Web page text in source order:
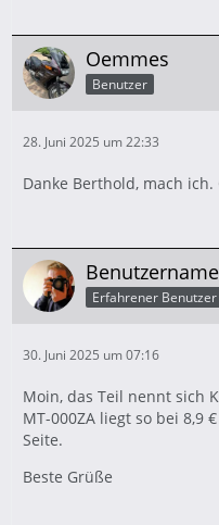
Oemmes
Benutzer
28. Juni 2025 um 22:33
Danke Berthold, mach ich.
Benutzername
Erfahrener Benutzer
30. Juni 2025 um 07:16
Moin, das Teil nennt sich
MT-000ZA liegt so bei 8,9
Seite.
Beste Grüße